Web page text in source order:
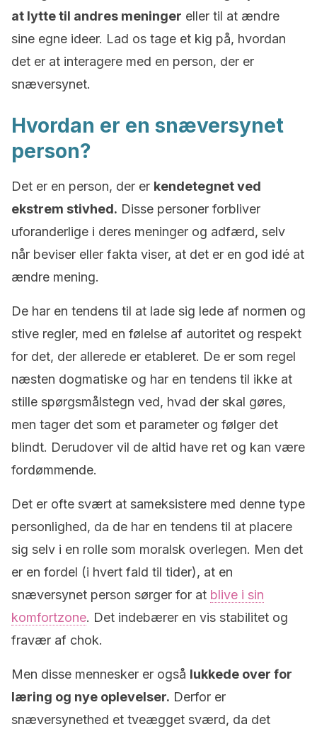
at lytte til andres meninger eller til at ændre
sine egne ideer. Lad os tage et kig på, hvordan
det er at interagere med en person, der er
snæversynet.
Hvordan er en snæversynet
person?
Det er en person, der er kendetegnet ved
ekstrem stivhed. Disse personer forbliver
uforanderlige i deres meninger og adfærd, selv
når beviser eller fakta viser, at det er en god idé at
ændre mening.
De har en tendens til at lade sig lede af normen og
stive regler, med en følelse af autoritet og respekt
for det, der allerede er etableret. De er som regel
næsten dogmatiske og har en tendens til ikke at
stille spørgsmålstegn ved, hvad der skal gøres,
men tager det som et parameter og følger det
blindt. Derudover vil de altid have ret og kan være
fordømmende.
Det er ofte svært at sameksistere med denne type
personlighed, da de har en tendens til at placere
sig selv i en rolle som moralsk overlegen. Men det
er en fordel (i hvert fald til tider), at en
snæversynet person sørger for at blive i sin
komfortzone. Det indebærer en vis stabilitet og
fravær af chok.
Men disse mennesker er også lukkede over for
læring og nye oplevelser. Derfor er
snæversynethed et tveægget sværd, da det